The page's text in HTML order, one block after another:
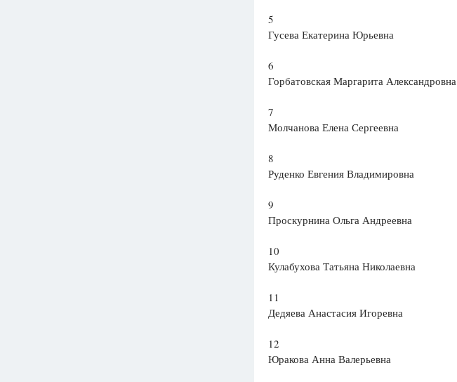
5
Гусева Екатерина Юрьевна
6
Горбатовская Маргарита Александровна
7
Молчанова Елена Сергеевна
8
Руденко Евгения Владимировна
9
Проскурнина Ольга Андреевна
10
Кулабухова Татьяна Николаевна
11
Дедяева Анастасия Игоревна
12
Юракова Анна Валерьевна